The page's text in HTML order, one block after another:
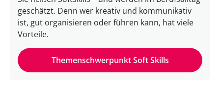
geschätzt. Denn wer kreativ und kommunikativ
ist, gut organisieren oder führen kann, hat viele
Vorteile.
Themenschwerpunkt Soft Skills